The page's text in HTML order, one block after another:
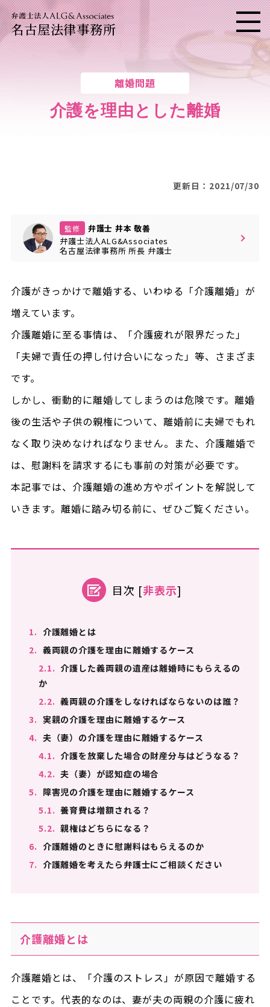
名古屋法律事務所 メニ
離婚問題
介護を理由とした離婚
更新日：2021/07/30
監修
弁護士 井本 敬善
弁護士法人ALG&Associates
名古屋法律事務所所長 弁護士
介護がきっかけで離婚する、いわゆる「介護離婚」が
増えています。
介護離婚に至る事情は、「介護疲れが限界だった」
「夫婦で責任の押し付け合いになった」等、さまざま
です。
しかし、衝動的に離婚してしまうのは危険です。離婚
後の生活や子供の親権について、離婚前に夫婦でもれ
なく取り決めなければなりません。また、介護離婚で
は、慰謝料を請求するにも事前の対策が必要です。
本記事では、介護離婚の進め方やポイントを解説して
いきます。離婚に踏み切る前に、ぜひご覧ください。
目次 [非表示]
1. 介護離婚とは
2. 義両親の介護を理由に離婚するケース
2.1. 介護した義両親の遺産は離婚時にもらえるの
か
2.2. 義両親の介護をしなければならないのは誰？
3. 実親の介護を理由に離婚するケース
4. 夫（妻）の介護を理由に離婚するケース
4.1. 介護を放棄した場合の財産分与はどうなる？
4.2. 夫（妻）が認知症の場合
5. 障害児の介護を理由に離婚するケース
5.1. 養育費は増額される？
5.2. 親権はどちらになる？
6. 介護離婚のときに慰謝料はもらえるのか
7. 介護離婚を考えたら弁護士にご相談ください
介護離婚とは
介護離婚とは、「介護のストレス」が原因で離婚する
ことです。代表的なのは、妻が夫の両親の介護に疲れ